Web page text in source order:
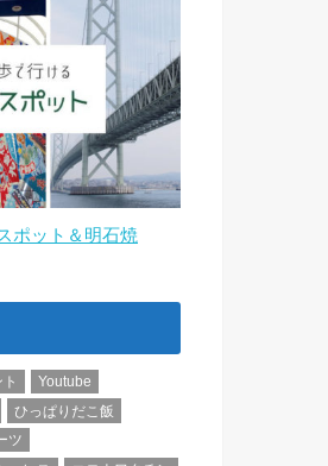
ポット＆明石焼
Youtube
ひっぱりだこ飯
ツ